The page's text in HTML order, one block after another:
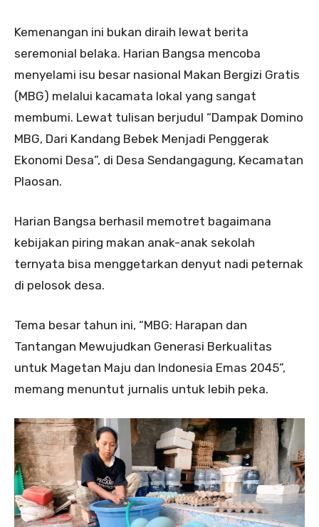
Kemenangan ini bukan diraih lewat berita
seremonial belaka. Harian Bangsa mencoba
menyelami isu besar nasional Makan Bergizi Gratis
(MBG) melalui kacamata lokal yang sangat
membumi. Lewat tulisan berjudul “Dampak Domino
MBG, Dari Kandang Bebek Menjadi Penggerak
Ekonomi Desa”, di Desa Sendangagung, Kecamatan
Plaosan.
Harian Bangsa berhasil memotret bagaimana
kebijakan piring makan anak-anak sekolah
ternyata bisa menggetarkan denyut nadi peternak
di pelosok desa.
Tema besar tahun ini, “MBG: Harapan dan
Tantangan Mewujudkan Generasi Berkualitas
untuk Magetan Maju dan Indonesia Emas 2045”,
memang menuntut jurnalis untuk lebih peka.